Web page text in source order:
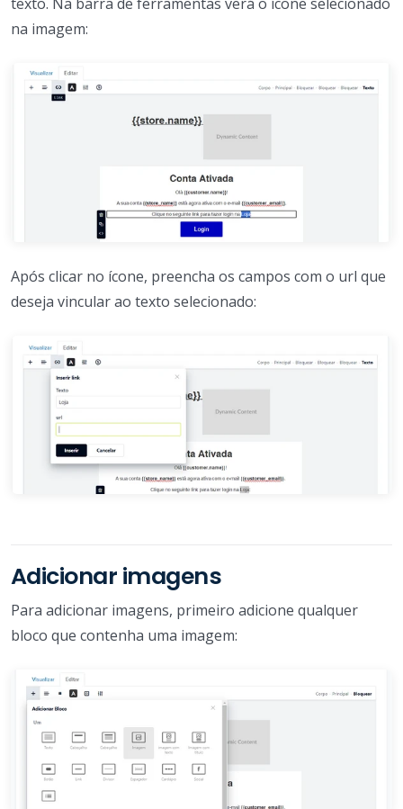
na imagem:
Após clicar no ícone, preencha os campos com o url que
deseja vincular ao texto selecionado:
Adicionar imagens
Para adicionar imagens, primeiro adicione qualquer
bloco que contenha uma imagem: